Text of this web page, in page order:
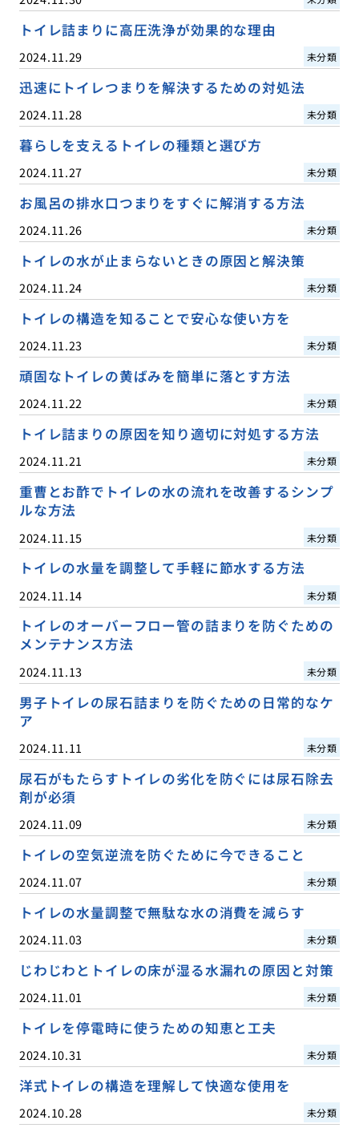
トイレ詰まりに高圧洗浄が効果的な理由
2024.11.29 未分類
迅速にトイレつまりを解決するための対処法
2024.11.28 未分類
暮らしを支えるトイレの種類と選び方
2024.11.27 未分類
お風呂の排水口つまりをすぐに解消する方法
2024.11.26 未分類
トイレの水が止まらないときの原因と解決策
2024.11.24 未分類
トイレの構造を知ることで安心な使い方を
2024.11.23 未分類
頑固なトイレの黄ばみを簡単に落とす方法
2024.11.22 未分類
トイレ詰まりの原因を知り適切に対処する方法
2024.11.21 未分類
重曹とお酢でトイレの水の流れを改善するシンプ
ルな方法
2024.11.15 未分類
トイレの水量を調整して手軽に節水する方法
2024.11.14 未分類
トイレのオーバーフロー管の詰まりを防ぐための
メンテナンス方法
2024.11.13 未分類
男子トイレの尿石詰まりを防ぐための日常的なケ
ア
2024.11.11 未分類
尿石がもたらすトイレの劣化を防ぐには尿石除去
剤が必須
2024.11.09 未分類
トイレの空気逆流を防ぐために今できること
2024.11.07 未分類
トイレの水量調整で無駄な水の消費を減らす
2024.11.03 未分類
じわじわとトイレの床が湿る水漏れの原因と対策
2024.11.01 未分類
トイレを停電時に使うための知恵と工夫
2024.10.31 未分類
洋式トイレの構造を理解して快適な使用を
2024.10.28 未分類